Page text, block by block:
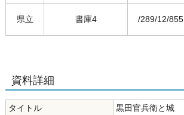
県立 書庫4 /289/12/855
資料詳細
タイトル
黒田官兵衛と城